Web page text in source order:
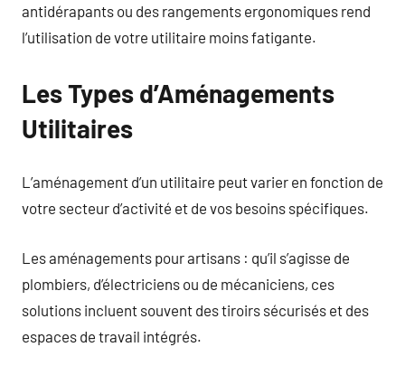
antidérapants ou des rangements ergonomiques rend
l’utilisation de votre utilitaire moins fatigante.
Les Types d’Aménagements
Utilitaires
L’aménagement d’un utilitaire peut varier en fonction de
votre secteur d’activité et de vos besoins spécifiques.
Les aménagements pour artisans : qu’il s’agisse de
plombiers, d’électriciens ou de mécaniciens, ces
solutions incluent souvent des tiroirs sécurisés et des
espaces de travail intégrés.